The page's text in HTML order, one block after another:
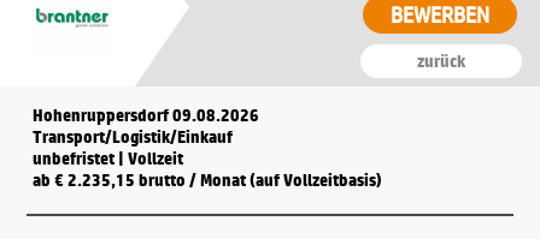
zurück
Hohenruppersdorf 09.08.2026
Transport/Logistik/Einkauf
unbefristet | Vollzeit
ab € 2.235,15 brutto / Monat (auf Vollzeitbasis)